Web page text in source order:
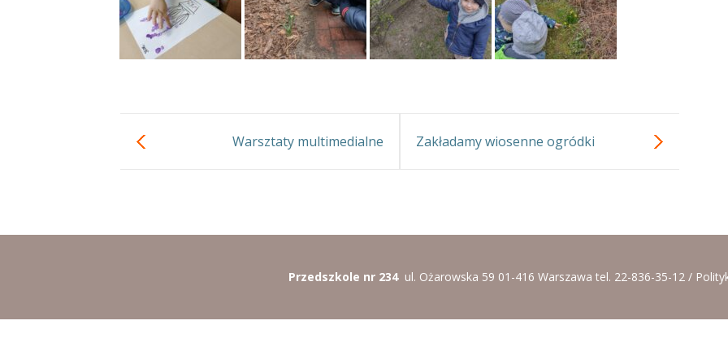
Warsztaty multimedialne Zakładamy wiosenne ogródki
Przedszkole nr 234 ul. Ożarowska 59 01-416 Warszawa tel. 22-836-35-12 /